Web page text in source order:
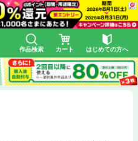
作品検索 カート はじめての方へ